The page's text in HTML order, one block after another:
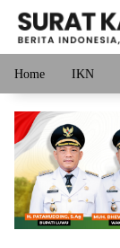
Langsung
konten
Home IKN